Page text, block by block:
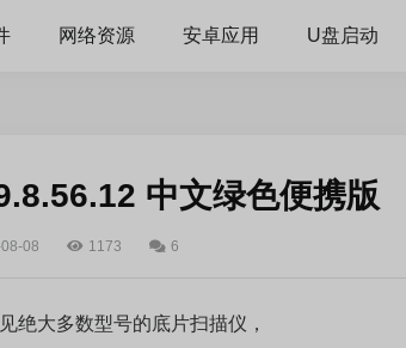
网络资源 安卓应用 U盘启动
中文绿色便携版
08 1173 6
绝大多数型号的底片扫描仪，